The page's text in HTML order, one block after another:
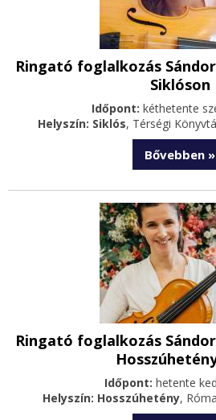
Ringató foglalkozás
Siklóson
Időpont: kéthetente
Helyszín: Siklós, Térségi
Bővebben »
Ringató foglalkozás
Időpont: hetente
Helyszín: Hosszúhetény,